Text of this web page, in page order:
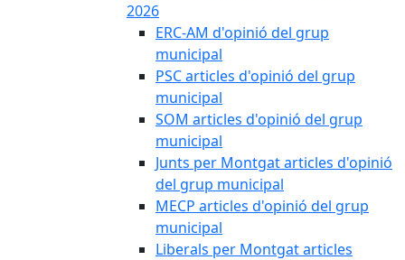
2026
ERC-AM d'opinió del grup
municipal
PSC articles d'opinió del grup
municipal
SOM articles d'opinió del grup
municipal
Junts per Montgat articles d'opinió
del grup municipal
MECP articles d'opinió del grup
municipal
Liberals per Montgat articles